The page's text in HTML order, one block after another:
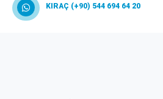
KIRAÇ (+90) 544 694 64 20